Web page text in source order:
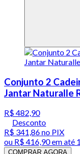
Conjunto 2
Jantar Naturalle
R$ 482,90
Desconto
R$ 341,86no PIX
ou R$ 416,90em até
COMPRAR AGORA